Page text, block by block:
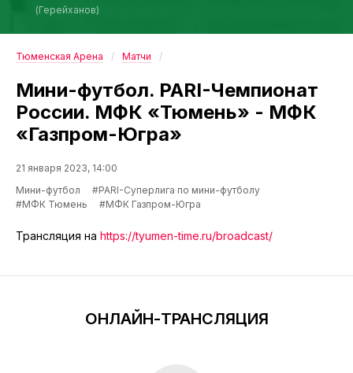
(Герейханов)
Тюменская Арена Матчи
Мини-футбол. PARI-Чемпионат
России. МФК «Тюмень» - МФК
«Газпром-Югра»
21 января 2023, 14:00
Мини-футбол
#PARI-Суперлига по мини-футболу
#МФК Тюмень
#МФК Газпром-Югра
Трансляция на https://tyumen-time.ru/broadcast/
ОНЛАЙН-ТРАНСЛЯЦИЯ